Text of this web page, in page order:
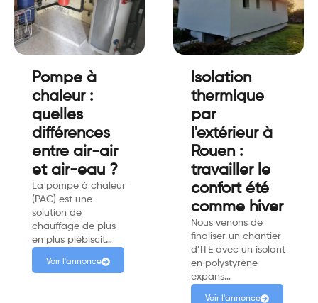
Pompe à
chaleur :
quelles
différences
entre air-air
et air-eau ?
La pompe à chaleur
(PAC) est une
solution de
chauffage de plus
en plus plébiscit…
Voir l'annonce
Isolation
thermique
par
l'extérieur à
Rouen :
travailler le
confort été
comme hiver
Nous venons de
finaliser un chantier
d’ITE avec un isolant
en polystyrène
expans…
Voir l'annonce